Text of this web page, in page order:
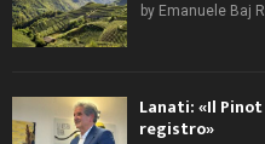
by Emanuele Baj
Lanati: «Il
registro»